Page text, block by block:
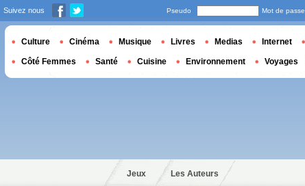
Jeux Les Auteurs
Suivez nous Pseudo Mot de passe
Culture Cinéma Musique Livres Medias Internet
Côté Femmes Santé Cuisine Environnement Voyages